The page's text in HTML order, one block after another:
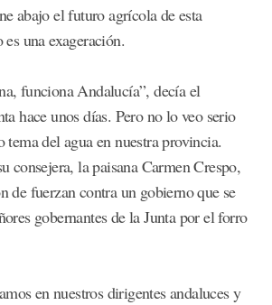
abajo el futuro agrícola de esta
una exageración.
funciona Andalucía”, decía el
hace unos días. Pero no lo veo serio
tema del agua en nuestra provincia.
consejera, la paisana Carmen Crespo,
de fuerzan contra un gobierno que se
gobernantes de la Junta por el forro
en nuestros dirigentes andaluces y